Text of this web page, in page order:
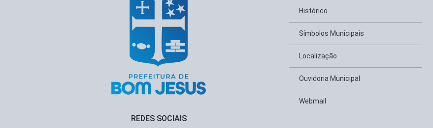
REDES SOCIAIS
Histórico
Símbolos Municipais
Localização
Ouvidoria Municipal
Webmail